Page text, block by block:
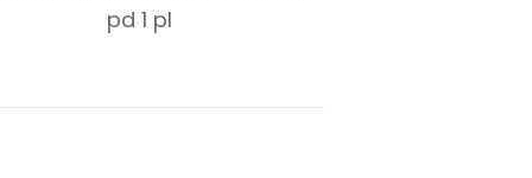
pd 1 pl